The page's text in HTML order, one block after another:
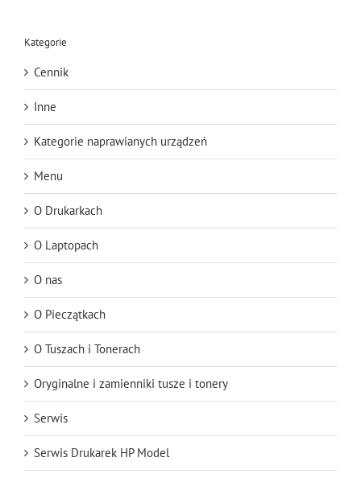
Kategorie
Cennik
Inne
Kategorie naprawianych urządzeń
Menu
O Drukarkach
O Laptopach
O nas
O Pieczątkach
O Tuszach i Tonerach
Oryginalne i zamienniki tusze i tonery
Serwis
Serwis Drukarek HP Model